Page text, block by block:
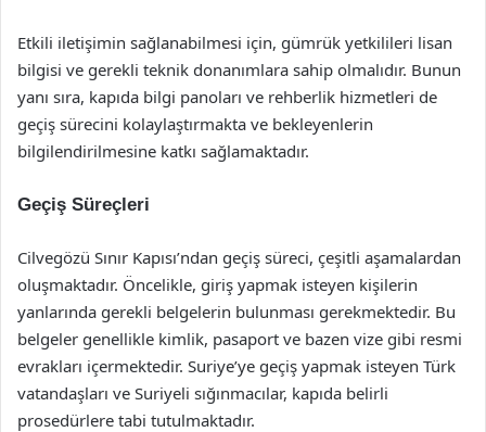
Etkili iletişimin sağlanabilmesi için, gümrük yetkilileri lisan
bilgisi ve gerekli teknik donanımlara sahip olmalıdır. Bunun
yanı sıra, kapıda bilgi panoları ve rehberlik hizmetleri de
geçiş sürecini kolaylaştırmakta ve bekleyenlerin
bilgilendirilmesine katkı sağlamaktadır.
Geçiş Süreçleri
Cilvegözü Sınır Kapısı’ndan geçiş süreci, çeşitli aşamalardan
oluşmaktadır. Öncelikle, giriş yapmak isteyen kişilerin
yanlarında gerekli belgelerin bulunması gerekmektedir. Bu
belgeler genellikle kimlik, pasaport ve bazen vize gibi resmi
evrakları içermektedir. Suriye’ye geçiş yapmak isteyen Türk
vatandaşları ve Suriyeli sığınmacılar, kapıda belirli
prosedürlere tabi tutulmaktadır.